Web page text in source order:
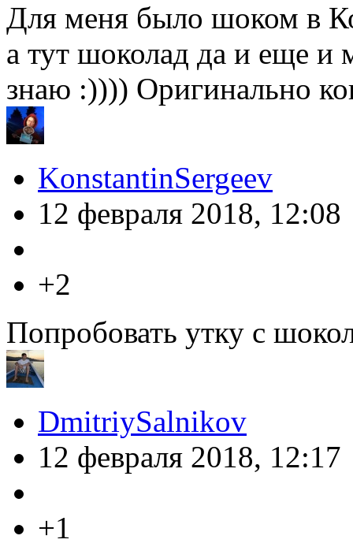
Для меня было шоком в
а тут шоколад да и еще и
знаю :)))) Оригинально
KonstantinSergeev
12 февраля 2018, 12:08
+2
Попробовать утку с
DmitriySalnikov
12 февраля 2018, 12:17
+1